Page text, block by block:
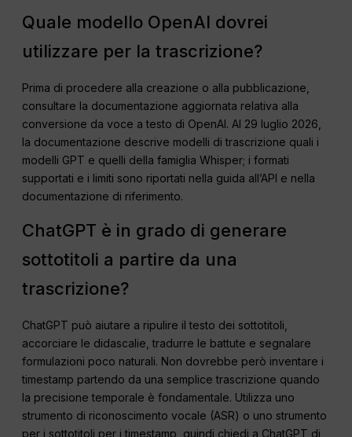
Quale modello OpenAI dovrei
utilizzare per la trascrizione?
Prima di procedere alla creazione o alla pubblicazione,
consultare la documentazione aggiornata relativa alla
conversione da voce a testo di OpenAI. Al 29 luglio 2026,
la documentazione descrive modelli di trascrizione quali i
modelli GPT e quelli della famiglia Whisper; i formati
supportati e i limiti sono riportati nella guida all’API e nella
documentazione di riferimento.
ChatGPT è in grado di generare
sottotitoli a partire da una
trascrizione?
ChatGPT può aiutare a ripulire il testo dei sottotitoli,
accorciare le didascalie, tradurre le battute e segnalare
formulazioni poco naturali. Non dovrebbe però inventare i
timestamp partendo da una semplice trascrizione quando
la precisione temporale è fondamentale. Utilizza uno
strumento di riconoscimento vocale (ASR) o uno strumento
per i sottotitoli per i timestamp, quindi chiedi a ChatGPT di